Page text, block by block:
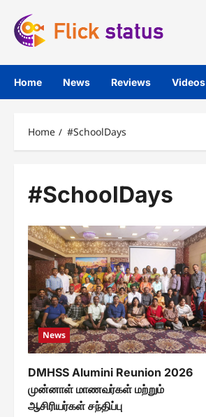
content
Home News Reviews Videos
Home #SchoolDays
#SchoolDays
News
DMHSS Alumini Reunion 2026
முன்னாள் மாணவர்கள் மற்றும்
ஆசிரியர்கள் சந்திப்பு